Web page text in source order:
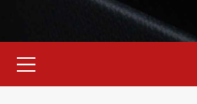
меню